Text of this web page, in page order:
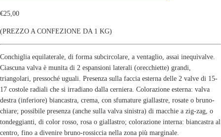
€25,00
(PREZZO A CONFEZIONE DA 1 KG)
Conchiglia equilaterale, di forma subcircolare, a ventaglio, assai inequivalve.
Ciascuna valva è munita di 2 espansioni laterali (orecchiette) grandi,
triangolari, pressoché uguali. Presenza sulla faccia esterna delle 2 valve di 15-
17 costole radiali che si irradiano dalla cerniera. Colorazione esterna: valva
destra (inferiore) biancastra, crema, con sfumature giallastre, rosate o bruno-
chiare; possibile presenza (anche sulla valva sinistra) di macchie a zig-zag, o
tondeggianti, di color rosso, rosa o giallastro; colorazione interna: biancastra al
centro, fino a divenire bruno-rossiccia nella zona più marginale.